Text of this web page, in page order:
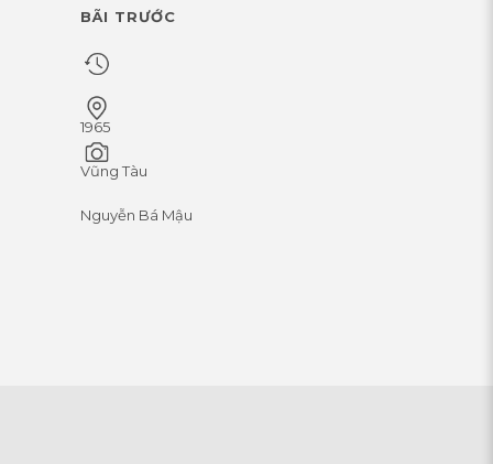
BÃI TRƯỚC
1965
Vũng Tàu
Nguyễn Bá Mậu